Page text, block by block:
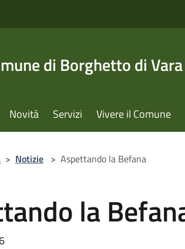
di Borghetto di Vara
Novità Servizi Vivere il Comune
> Notizie > Aspettando la Befana
la